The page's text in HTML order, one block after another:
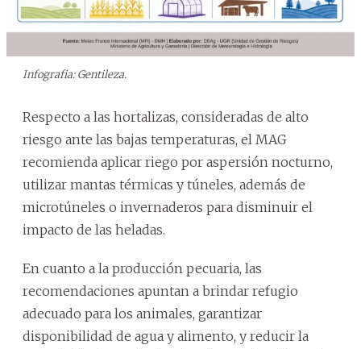
Infografia: Gentileza.
Respecto a las hortalizas, consideradas de alto
riesgo ante las bajas temperaturas, el MAG
recomienda aplicar riego por aspersión nocturno,
utilizar mantas térmicas y túneles, además de
microtúneles o invernaderos para disminuir el
impacto de las heladas.
En cuanto a la producción pecuaria, las
recomendaciones apuntan a brindar refugio
adecuado para los animales, garantizar
disponibilidad de agua y alimento, y reducir la